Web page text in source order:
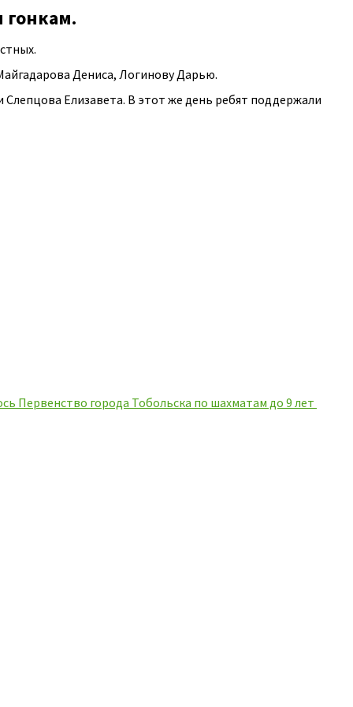
гонкам.
Дениса, Логинову Дарью.
Слепцова Елизавета. В этот же день ребят поддержали
Первенство города Тобольска по шахматам до 9 лет